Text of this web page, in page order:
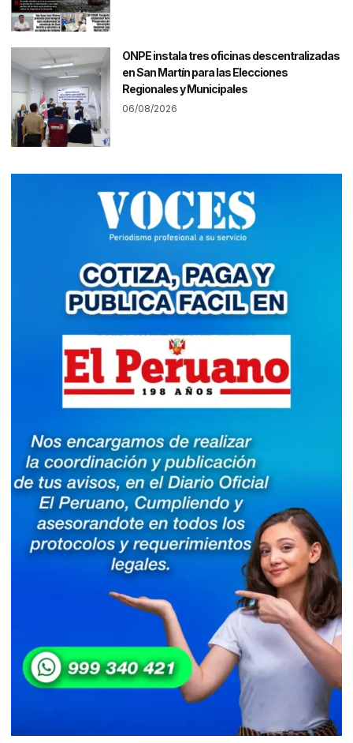
ONPE instala tres oficinas descentralizadas
en San Martín para las Elecciones
Regionales y Municipales
06/08/2026